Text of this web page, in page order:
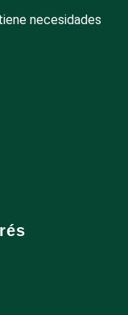
necesidades